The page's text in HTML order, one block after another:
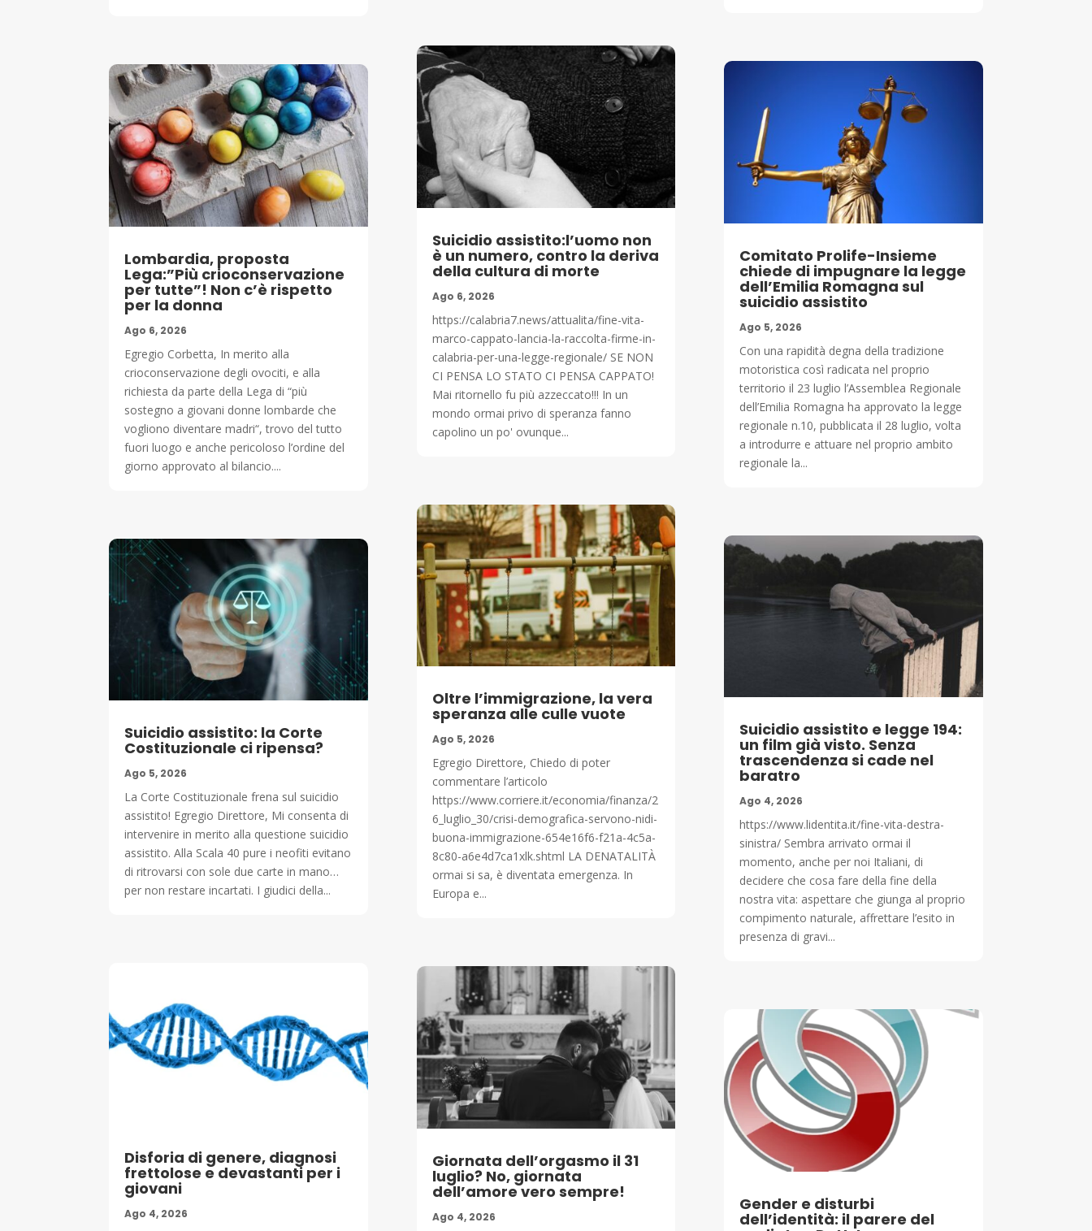
Lombardia, proposta
Lega:”Più crioconservazione
per tutte”! Non c’è rispetto
per la donna
Ago 6, 2026
Egregio Corbetta, In merito alla
crioconservazione degli ovociti, e alla
richiesta da parte della Lega di “più
sostegno a giovani donne lombarde che
vogliono diventare madri“, trovo del tutto
fuori luogo e anche pericoloso l’ordine del
giorno approvato al bilancio....
Suicidio assistito: la Corte
Costituzionale ci ripensa?
Ago 5, 2026
La Corte Costituzionale frena sul suicidio
assistito! Egregio Direttore, Mi consenta di
intervenire in merito alla questione suicidio
assistito. Alla Scala 40 pure i neofiti evitano
di ritrovarsi con sole due carte in mano…
per non restare incartati. I giudici della...
Disforia di genere, diagnosi
frettolose e devastanti per i
giovani
Ago 4, 2026
Suicidio assistito:l’uomo non
è un numero, contro la deriva
della cultura di morte
Ago 6, 2026
https://calabria7.news/attualita/fine-vita-
marco-cappato-lancia-la-raccolta-firme-in-
calabria-per-una-legge-regionale/ SE NON
CI PENSA LO STATO CI PENSA CAPPATO!
Mai ritornello fu più azzeccato!!! In un
mondo ormai privo di speranza fanno
capolino un po' ovunque...
Oltre l’immigrazione, la vera
speranza alle culle vuote
Ago 5, 2026
Egregio Direttore, Chiedo di poter
commentare l’articolo
https://www.corriere.it/economia/finanza/2
6_luglio_30/crisi-demografica-servono-nidi-
buona-immigrazione-654e16f6-f21a-4c5a-
8c80-a6e4d7ca1xlk.shtml LA DENATALITÀ
ormai si sa, è diventata emergenza. In
Europa e...
Giornata dell’orgasmo il 31
luglio? No, giornata
dell’amore vero sempre!
Ago 4, 2026
Comitato Prolife-Insieme
chiede di impugnare la legge
dell’Emilia Romagna sul
suicidio assistito
Ago 5, 2026
Con una rapidità degna della tradizione
motoristica così radicata nel proprio
territorio il 23 luglio l’Assemblea Regionale
dell’Emilia Romagna ha approvato la legge
regionale n.10, pubblicata il 28 luglio, volta
a introdurre e attuare nel proprio ambito
regionale la...
Suicidio assistito e legge 194:
un film già visto. Senza
trascendenza si cade nel
baratro
Ago 4, 2026
https://www.lidentita.it/fine-vita-destra-
sinistra/ Sembra arrivato ormai il
momento, anche per noi Italiani, di
decidere che cosa fare della fine della
nostra vita: aspettare che giunga al proprio
compimento naturale, affrettare l’esito in
presenza di gravi...
Gender e disturbi
dell’identità: il parere del